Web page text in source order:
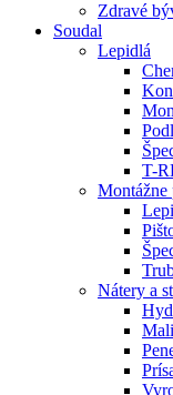
Zdravé
Soudal
Lepidlá
T-
Montážne
Nátery a